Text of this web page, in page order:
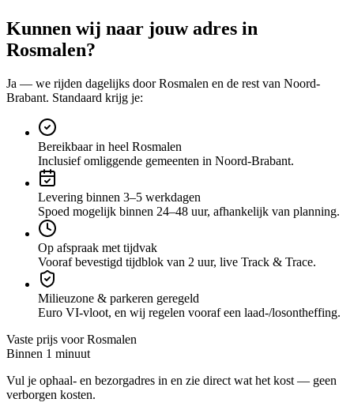
Kunnen wij naar jouw adres in
Rosmalen?
Ja — we rijden dagelijks doorRosmalen en de rest van Noord-
Brabant. Standaard krijg je:
Bereikbaar in heel Rosmalen
Inclusief omliggende gemeenten in Noord-Brabant.
Levering binnen 3–5 werkdagen
Spoed mogelijk binnen 24–48 uur, afhankelijk van planning.
Op afspraak met tijdvak
Vooraf bevestigd tijdblok van 2 uur, live Track & Trace.
Milieuzone & parkeren geregeld
Euro VI-vloot, en wij regelen vooraf een laad-/losontheffing.
Vaste prijs voorRosmalen
Binnen 1 minuut
Vul je ophaal- en bezorgadres in en zie direct wat het kost — geen
verborgen kosten.